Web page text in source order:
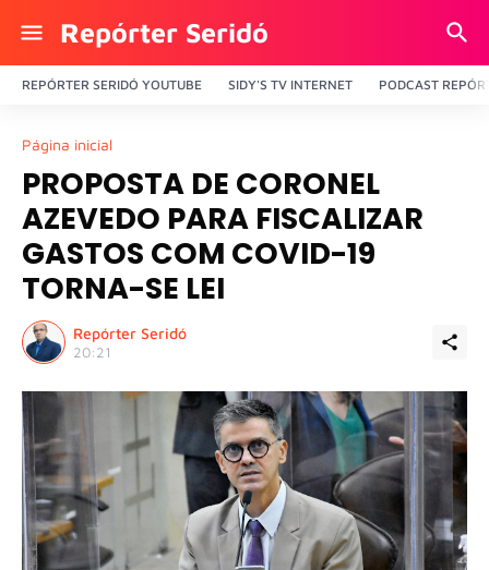
Repórter Seridó
REPÓRTER SERIDÓ YOUTUBE SIDY'S TV INTERNET PODCAST
Página inicial
PROPOSTA DE CORONEL
AZEVEDO PARA FISCALIZAR
GASTOS COM COVID-19
TORNA-SE LEI
Repórter Seridó
20:21